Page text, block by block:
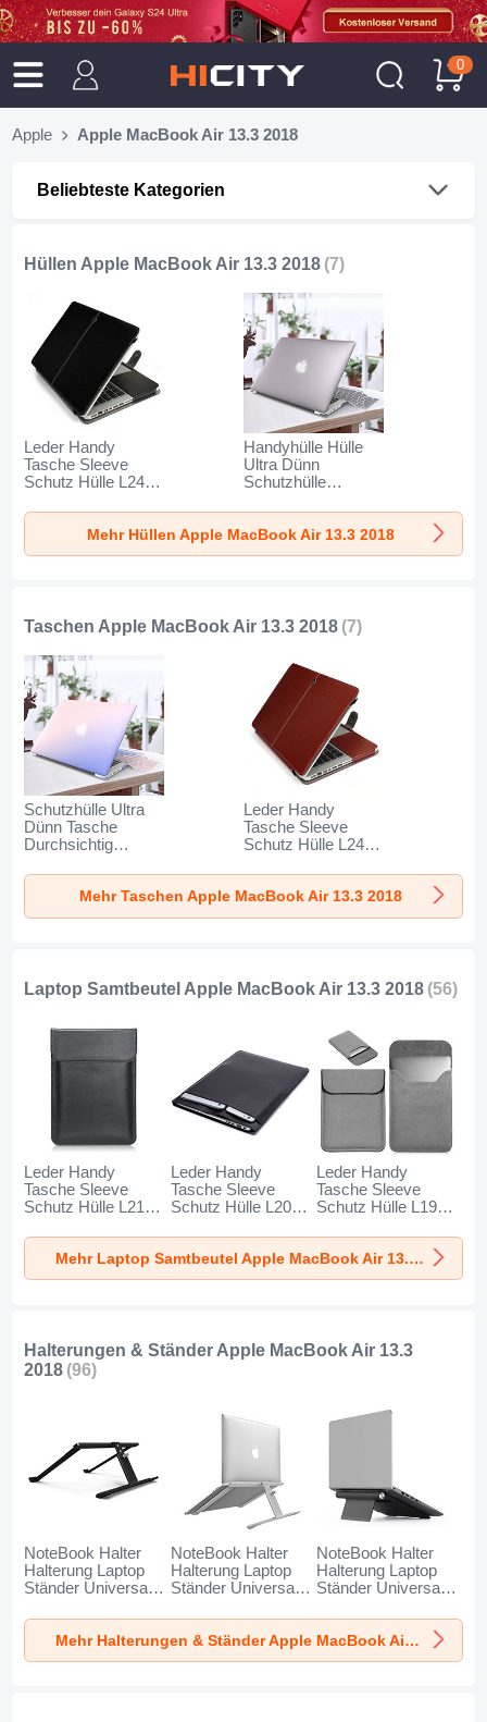
0
Apple Apple MacBook Air 13.3 2018
Beliebteste Kategorien
Hüllen Apple MacBook Air 13.3 2018 (7)
Leder Handy
Tasche Sleeve
Schutz Hülle L24
Air 13.3 zoll (2018)
Handyhülle Hülle
Ultra Dünn
Schutzhülle
Transparent Matt
für Apple MacBook
Air 13.3 zoll (2018)
Mehr Hüllen Apple MacBook Air 13.3 2018
Taschen Apple MacBook Air 13.3 2018 (7)
Schutzhülle Ultra
Dünn Tasche
Durchsichtig
für Apple MacBook
Air 13.3 zoll (2018)
Blau
Leder Handy
Tasche Sleeve
Schutz Hülle L24
Air 13.3 zoll (2018)
Braun
Mehr Taschen Apple MacBook Air 13.3 2018
Laptop Samtbeutel Apple MacBook Air 13.3 2018 (56)
Leder Handy
Tasche Sleeve
Schutz Hülle L21
Air 13.3 zoll (2018)
Schwarz
Leder Handy
Tasche Sleeve
Schutz Hülle L20
Air 13.3 zoll (2018)
Schwarz
Leder Handy
Tasche Sleeve
Schutz Hülle L19
Air 13.3 zoll (2018)
Grau
Mehr Laptop Samtbeutel Apple MacBook Air 13.3 2018
Halterungen & Ständer Apple MacBook Air 13.3
2018 (96)
NoteBook Halter
Halterung Laptop
Ständer Universal
MacBook Air 13.3
zoll (2018)
Schwarz
NoteBook Halter
Halterung Laptop
Ständer Universal
MacBook Air 13.3
zoll (2018) Silber
NoteBook Halter
Halterung Laptop
Ständer Universal
MacBook Air 13.3
zoll (2018)
Schwarz
Mehr Halterungen & Ständer Apple MacBook Air 13.3 2018